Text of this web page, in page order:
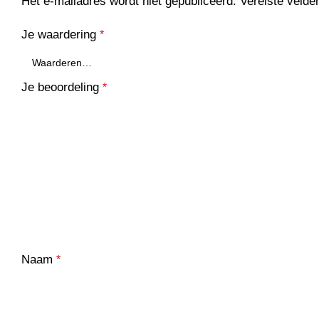
Je waardering *
Je beoordeling *
Naam *